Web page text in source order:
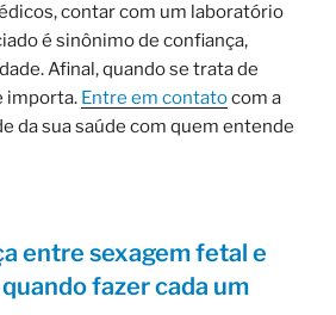
contar com um laboratório
é sinônimo de confiança,
Afinal, quando se trata de
importa. Entre em contatocom a
da sua saúde com quem entende
entre sexagem fetal e
fazer cada um